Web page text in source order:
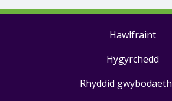
Hawlfraint
Hygyrchedd
Rhyddid gwybodaeth